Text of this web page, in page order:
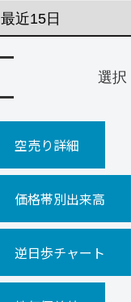
空売り詳細
価格帯別出来高
逆日歩チャート